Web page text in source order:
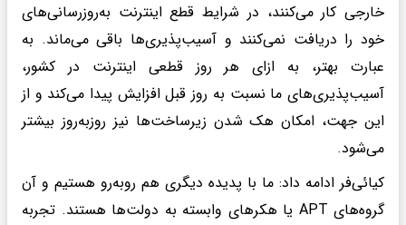
خارجی کار می‌کنند، در شرایط قطع اینترنت به‌روزرسانی‌های
خود را دریافت نمی‌کنند و آسیب‌پذیری‌ها باقی می‌ماند. به
عبارت بهتر، به ازای هر روز قطعی اینترنت در کشور،
آسیب‌پذیری‌های ما نسبت به روز قبل افزایش پیدا می‌کند و از
این جهت، امکان هک شدن زیرساخت‌ها نیز روزبه‌روز بیشتر
می‌شود.
کیائی‌فر ادامه داد: ما با پدیده دیگری هم روبه‌رو هستیم و آن
گروه‌های APT یا هکرهای وابسته به دولت‌ها هستند. تجربه